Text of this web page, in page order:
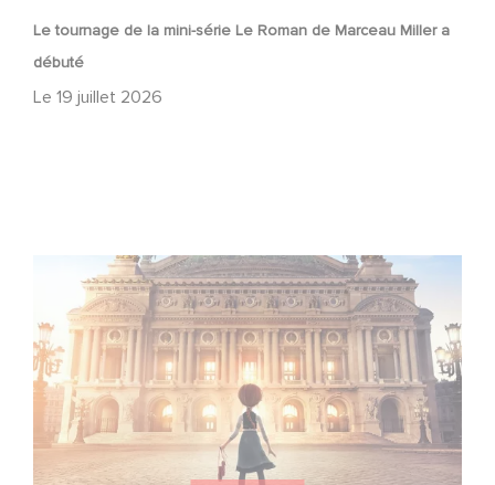
Le tournage de la mini-série Le Roman de Marceau Miller a
débuté
Le 19 juillet 2026
Gaumont et Good Hero annoncent la suite de Ballerina